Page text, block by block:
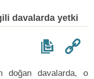
davalarda yetki
doğan davalarda, o